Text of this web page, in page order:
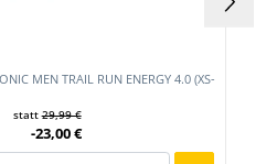
MEN TRAIL RUN ENERGY 4.0 (XS-
statt29,99 €
-23,00 €